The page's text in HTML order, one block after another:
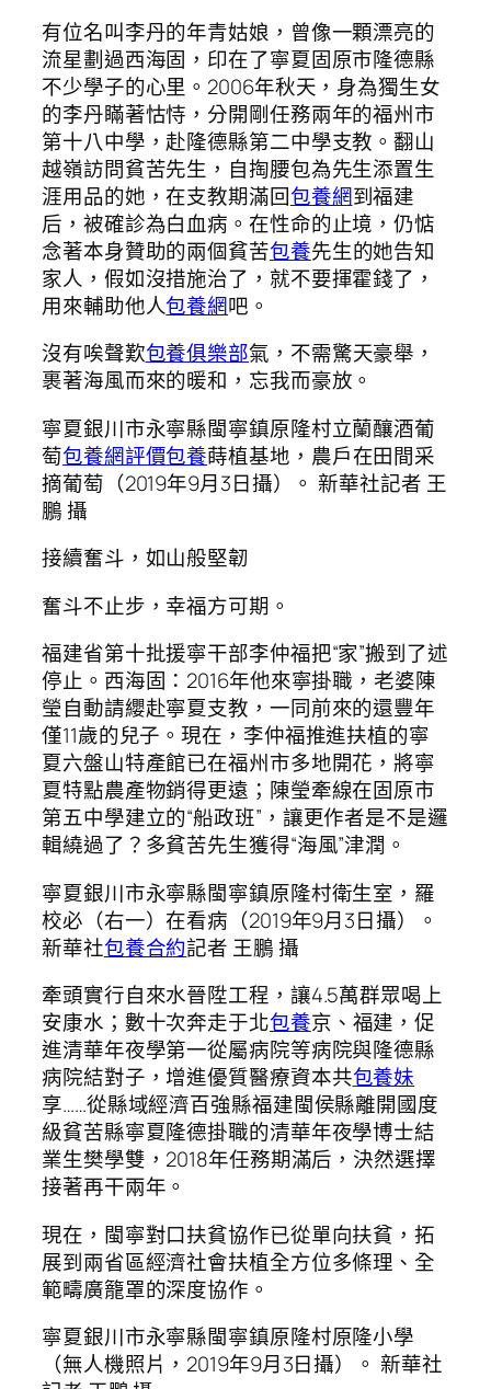
有位名叫李丹的年青姑娘，曾像一顆漂亮的
流星劃過西海固，印在了寧夏固原市隆德縣
不少學子的心里。2006年秋天，身為獨生女
的李丹瞞著怙恃，分開剛任務兩年的福州市
第十八中學，赴隆德縣第二中學支教。翻山
越嶺訪問貧苦先生，自掏腰包為先生添置生
涯用品的她，在支教期滿回包養網到福建
后，被確診為白血病。在性命的止境，仍惦
念著本身贊助的兩個貧苦包養先生的她告知
家人，假如沒措施治了，就不要揮霍錢了，
用來輔助他人包養網吧。
沒有唉聲歎包養俱樂部氣，不需驚天豪舉，
裹著海風而來的暖和，忘我而豪放。
寧夏銀川市永寧縣閩寧鎮原隆村立蘭釀酒葡
萄包養網評價包養蒔植基地，農戶在田間采
摘葡萄（2019年9月3日攝）。 新華社記者 王
鵬 攝
接續奮斗，如山般堅韌
奮斗不止步，幸福方可期。
福建省第十批援寧干部李仲福把“家”搬到了述
停止。西海固：2016年他來寧掛職，老婆陳
瑩自動請纓赴寧夏支教，一同前來的還豐年
僅11歲的兒子。現在，李仲福推進扶植的寧
夏六盤山特產館已在福州市多地開花，將寧
夏特點農產物銷得更遠；陳瑩牽線在固原市
第五中學建立的“船政班”，讓更作者是不是邏
輯繞過了？多貧苦先生獲得“海風”津潤。
寧夏銀川市永寧縣閩寧鎮原隆村衛生室，羅
校必（右一）在看病（2019年9月3日攝）。
新華社包養合約記者 王鵬 攝
牽頭實行自來水晉陞工程，讓4.5萬群眾喝上
安康水；數十次奔走于北包養京、福建，促
進清華年夜學第一從屬病院等病院與隆德縣
病院結對子，增進優質醫療資本共包養妹
享……從縣域經濟百強縣福建閩侯縣離開國度
級貧苦縣寧夏隆德掛職的清華年夜學博士結
業生樊學雙，2018年任務期滿后，決然選擇
接著再干兩年。
現在，閩寧對口扶貧協作已從單向扶貧，拓
展到兩省區經濟社會扶植全方位多條理、全
範疇廣籠罩的深度協作。
寧夏銀川市永寧縣閩寧鎮原隆村原隆小學
（無人機照片，2019年9月3日攝）。 新華社